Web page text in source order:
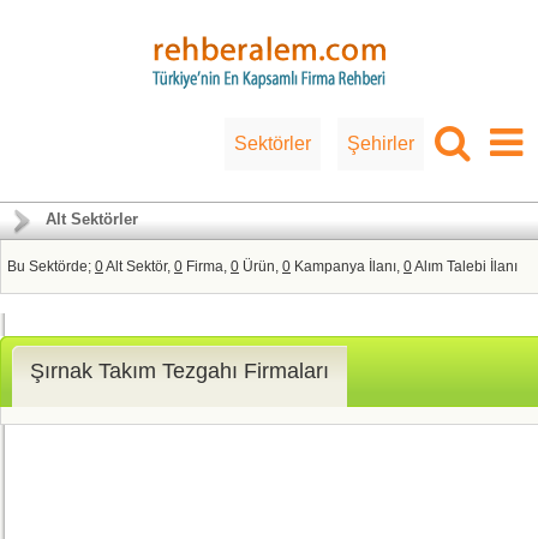
Sektörler Şehirler
Alt Sektörler
Bu Sektörde; 0Alt Sektör, 0 Firma, 0 Ürün, 0 Kampanya İlanı, 0Alım Talebi İlanı
Şırnak Takım Tezgahı Firmaları